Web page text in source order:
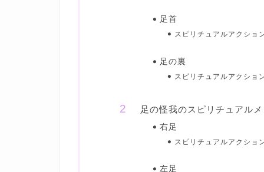
足首
スピリチュアルアクショ
足の裏
スピリチュアルアクショ
足の怪我のスピリチュアル
右足
スピリチュアルアクショ
左足